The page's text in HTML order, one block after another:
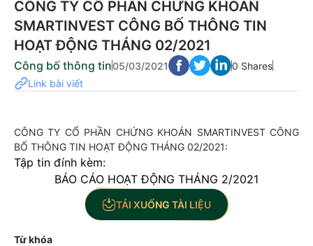
CÔNG TY CỔ PHẦN CHỨNG KHOÁN
SMARTINVEST CÔNG BỐ THÔNG TIN
HOẠT ĐỘNG THÁNG 02/2021
Công bố thông tin05/03/2021
0 Shares
Link bài viết
CÔNG TY CỔ PHẦN CHỨNG KHOÁN SMARTINVEST CÔNG
BỐ THÔNG TIN HOẠT ĐỘNG THÁNG 02/2021:
Tập tin đính kèm:
BÁO CÁO HOẠT ĐỘNG THÁNG 2/2021
TẢI XUỐNG TÀI LIỆU
Từ khóa